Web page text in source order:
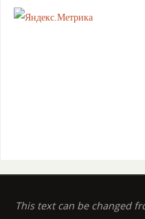
This text can be changed